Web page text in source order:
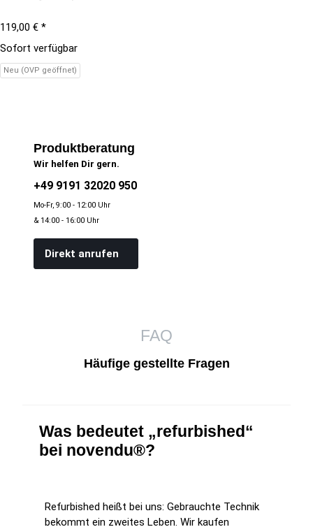
119,00 € *
Sofort verfügbar
Neu (OVP geöffnet)
Produktberatung
Wir helfen Dir gern.
+49 9191 32020 950
Mo-Fr, 9:00 - 12:00 Uhr
& 14:00 - 16:00 Uhr
Direkt anrufen
FAQ
Häufige gestellte Fragen
Was bedeutet „refurbished“
bei novendu®?
Refurbished heißt bei uns: Gebrauchte Technik
bekommt ein zweites Leben. Wir kaufen